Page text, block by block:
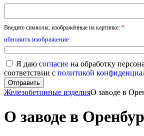
Введите символы, изображённые на картинке: *
обновить изображение
Я даю согласие на обработку
соответствии с политикой
Железобетонные изделияО заводе в
О заводе в